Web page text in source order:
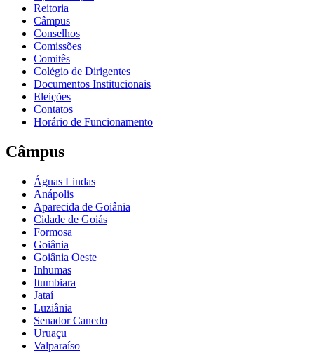
Reitoria
Câmpus
Conselhos
Comissões
Comitês
Colégio de Dirigentes
Documentos Institucionais
Eleições
Contatos
Horário de Funcionamento
Câmpus
Águas Lindas
Anápolis
Aparecida de Goiânia
Cidade de Goiás
Formosa
Goiânia
Goiânia Oeste
Inhumas
Itumbiara
Jataí
Luziânia
Senador Canedo
Uruaçu
Valparaíso